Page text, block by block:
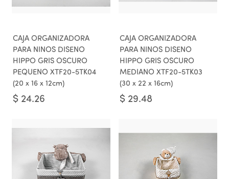
CAJA ORGANIZADORA
PARA NINOS DISENO
HIPPO GRIS OSCURO
PEQUENO XTF20-5TK04
(20 x 16 x 12cm)
$ 24.26
CAJA ORGANIZADORA
PARA NINOS DISENO
HIPPO GRIS OSCURO
MEDIANO XTF20-5TK03
(30 x 22 x 16cm)
$ 29.48